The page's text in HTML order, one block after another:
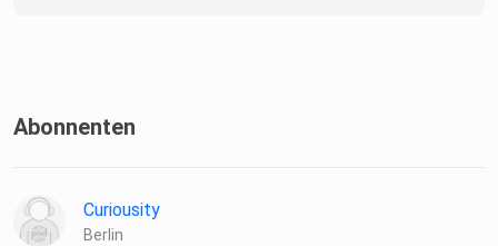
Abonnenten
Curiousity
Berlin